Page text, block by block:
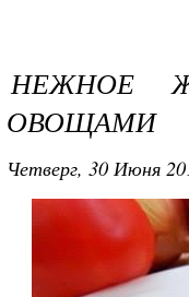
НЕЖНОЕ
ОВОЩАМИ
Четверг, 30 Июня